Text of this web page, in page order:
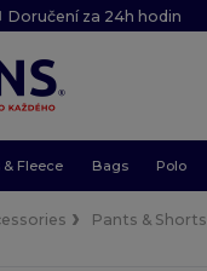
Doručení za 24h hodin
& Fleece Bags Polo
Pants & Shorts